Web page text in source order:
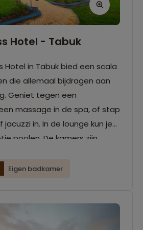
Hotel - Tabuk
Hotel in Tabuk bied een scala
die allemaal bijdragen aan
Geniet tegen een
massage in de spa, of stap
in. In de lounge kun je
poolen. De kamers zijn
gemakken zoals
Eigen badkamer